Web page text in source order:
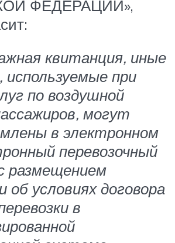
ФЕДЕРАЦИИ»,
квитанция, иные
при
по воздушной
могут
в электронном
перевозочный
размещением
об условиях договора
в